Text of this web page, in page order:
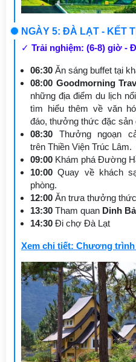
NGÀY 5: ĐÀ LẠT - KẾT
✓ Trải nghiệm: (6-8) giờ -
06:30 Ăn sáng buffet tại
08:00 Goodmorning
những địa điểm du lịch
tìm hiểu thêm về văn
đáo, thưởng thức đặc sản
08:30 Thưởng ngoạn
trên Thiền Viện Trúc Lâm.
09:00 Khám phá Đường
10:00Quay về khách
phòng.
12:00 Ăn trưa thưởng
13:30 Tham quan Dinh
14:30 Đi chợ Đà Lạt
Xem chi tiết: Chương